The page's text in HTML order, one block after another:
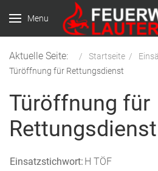
Menu
Aktuelle Seite: Startseite
Türöffnung für Rettungsdienst
Türöffnung für
Rettungsdienst
Einsatzstichwort: H TÖF